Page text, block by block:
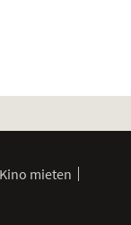
Kino mieten